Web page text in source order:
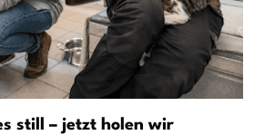
still – jetzt holen wir